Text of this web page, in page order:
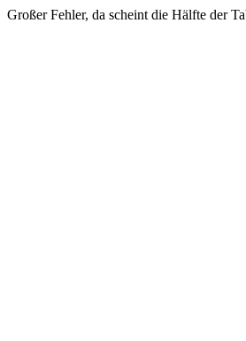
Großer Fehler, da scheint die Hälfte der